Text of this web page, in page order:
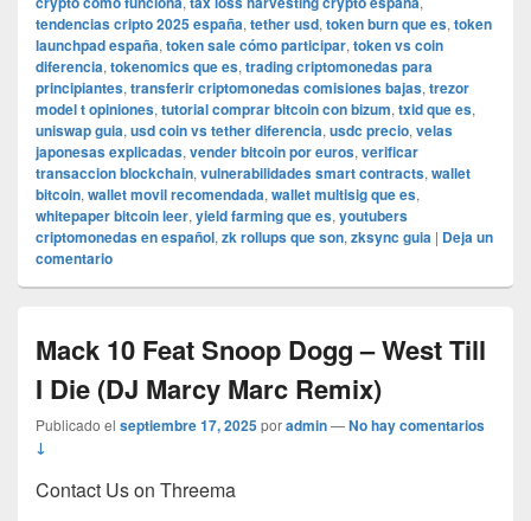
tendencias cripto 2025 españa, tether usd, token burn que es, token
launchpad españa, token sale cómo participar, token vs coin
diferencia, tokenomics que es, trading criptomonedas para
principiantes, transferir criptomonedas comisiones bajas, trezor
model t opiniones, tutorial comprar bitcoin con bizum, txid que es,
uniswap guia, usd coin vs tether diferencia, usdc precio, velas
japonesas explicadas, vender bitcoin por euros, verificar
transaccion blockchain, vulnerabilidades smart contracts, wallet
bitcoin, wallet movil recomendada, wallet multisig que es,
whitepaper bitcoin leer, yield farming que es, youtubers
criptomonedas en español, zk rollups que son, zksync guia | Deja un
comentario
Mack 10 Feat Snoop Dogg – West Till
I Die (DJ Marcy Marc Remix)
Publicado el septiembre 17, 2025poradmin—No hay comentarios
↓
Contact Us on Threema